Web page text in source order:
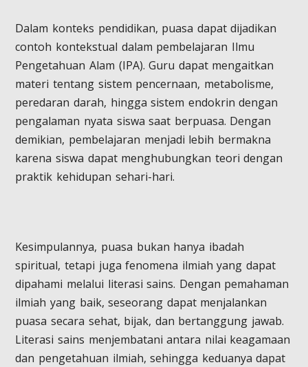
Dalam konteks pendidikan, puasa dapat dijadikan
contoh kontekstual dalam pembelajaran Ilmu
Pengetahuan Alam (IPA). Guru dapat mengaitkan
materi tentang sistem pencernaan, metabolisme,
peredaran darah, hingga sistem endokrin dengan
pengalaman nyata siswa saat berpuasa. Dengan
demikian, pembelajaran menjadi lebih bermakna
karena siswa dapat menghubungkan teori dengan
praktik kehidupan sehari-hari.
Kesimpulannya, puasa bukan hanya ibadah
spiritual, tetapi juga fenomena ilmiah yang dapat
dipahami melalui literasi sains. Dengan pemahaman
ilmiah yang baik, seseorang dapat menjalankan
puasa secara sehat, bijak, dan bertanggung jawab.
Literasi sains menjembatani antara nilai keagamaan
dan pengetahuan ilmiah, sehingga keduanya dapat